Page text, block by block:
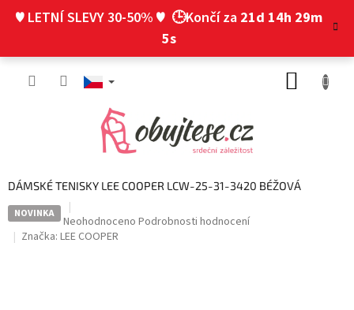
♥ LETNÍ SLEVY 30-50% ♥ 🕒Končí za 21d 14h 29m
4s
DÁMSKÉ TENISKY LEE COOPER LCW-25-31-3420 BÉŽOVÁ
NOVINKA
Průměrné
hodnocení
Neohodnoceno Podrobnosti hodnocení
Značka: LEE COOPER